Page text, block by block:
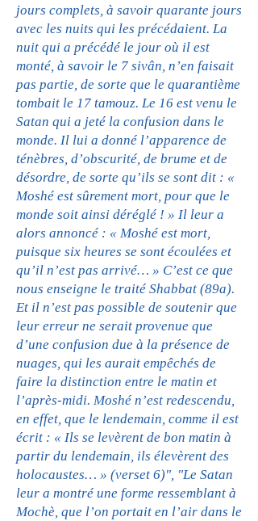
jours complets, à savoir quarante jours
avec les nuits qui les précédaient. La
nuit qui a précédé le jour où il est
monté, à savoir le 7 sivân, n’en faisait
pas partie, de sorte que le quarantième
tombait le 17 tamouz. Le 16 est venu le
Satan qui a jeté la confusion dans le
monde. Il lui a donné l’apparence de
ténèbres, d’obscurité, de brume et de
désordre, de sorte qu’ils se sont dit : «
Moshé est sûrement mort, pour que le
monde soit ainsi déréglé ! » Il leur a
alors annoncé : « Moshé est mort,
puisque six heures se sont écoulées et
qu’il n’est pas arrivé… » C’est ce que
nous enseigne le traité Shabbat (89a).
Et il n’est pas possible de soutenir que
leur erreur ne serait provenue que
d’une confusion due à la présence de
nuages, qui les aurait empêchés de
faire la distinction entre le matin et
l’après-midi. Moshé n’est redescendu,
en effet, que le lendemain, comme il est
écrit : « Ils se levèrent de bon matin à
partir du lendemain, ils élevèrent des
holocaustes… » (verset 6)", "Le Satan
leur a montré une forme ressemblant à
Mochè, que l’on portait en l’air dans le